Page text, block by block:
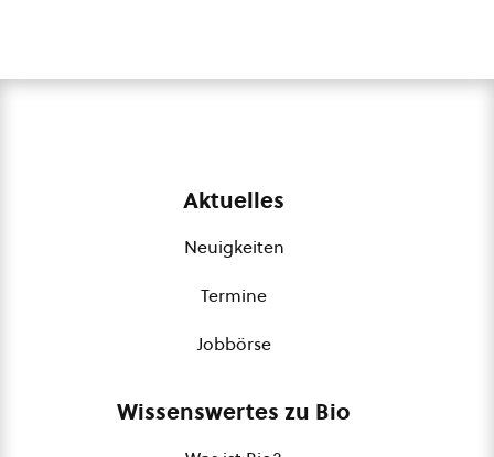
Aktuelles
Neuigkeiten
Termine
Jobbörse
Wissenswertes zu Bio